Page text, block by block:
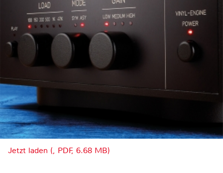
Jetzt laden (, PDF, 6.68 MB)